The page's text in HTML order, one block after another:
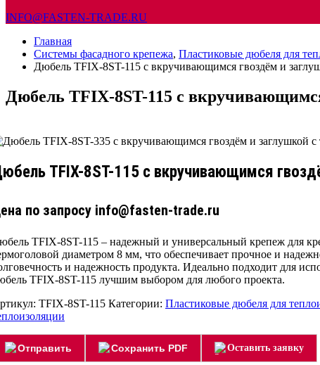
INFO@FASTEN-TRADE.RU
Главная
Системы фасадного крепежа, Пластиковые дюбеля для
Дюбель TFIX-8ST-115 с вкручивающимся гвоздём и
Дюбель TFIX-8ST-115 с
TFIX-8ST-115 с вкручивающимся
по запросу info@fasten-trade.ru
TFIX-8ST-115 – надежный и универсальный крепеж для
диаметром 8 мм, что обеспечивает прочное и
и надежность продукта. Идеально подходит для
TFIX-8ST-115 лучшим выбором для любого проекта.
TFIX-8ST-115 Категории: Пластиковые дюбеля для
Отправить Сохранить PDF Оставить заявку